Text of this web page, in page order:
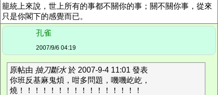
籠統上來說，世上所有的事都不關你的事；關不關你事，從來
只是你閣下的感覺而已。
孔雀
2007/9/6 04:19
原帖由 抽刀斷水於 2007-9-4 11:01 發表
你班反基麻鬼煩，咁多問題，嘰嘰屹屹，
燒！！！！！！！！！！！！！！！！